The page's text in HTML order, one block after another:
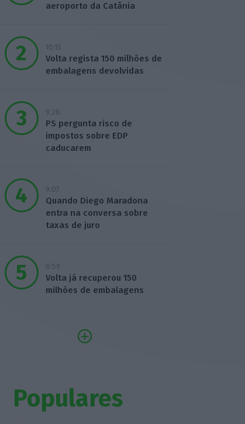
aeroporto da Catânia
10:15
Volta regista 150 milhões de
embalagens devolvidas
9:28
PS pergunta risco de
impostos sobre EDP
caducarem
9:07
Quando Diego Maradona
entra na conversa sobre
taxas de juro
8:59
Volta já recuperou 150
milhões de embalagens
Populares